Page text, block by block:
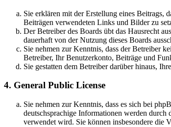
Sie erklären mit der Erstellung eines Beitrags,
Beiträgen verwendeten Links und Bilder zu
Der Betreiber des Boards übt das Hausrecht
dauerhaft von der Nutzung dieses Boards
Sie nehmen zur Kenntnis, dass der Betreiber
Betreiber, Ihr Benutzerkonto, Beiträge und
Sie gestatten dem Betreiber darüber hinaus,
4. General Public License
Sie nehmen zur Kenntnis, dass es sich bei
deutschsprachige Informationen werden
verwendet wird. Sie können insbesondere die